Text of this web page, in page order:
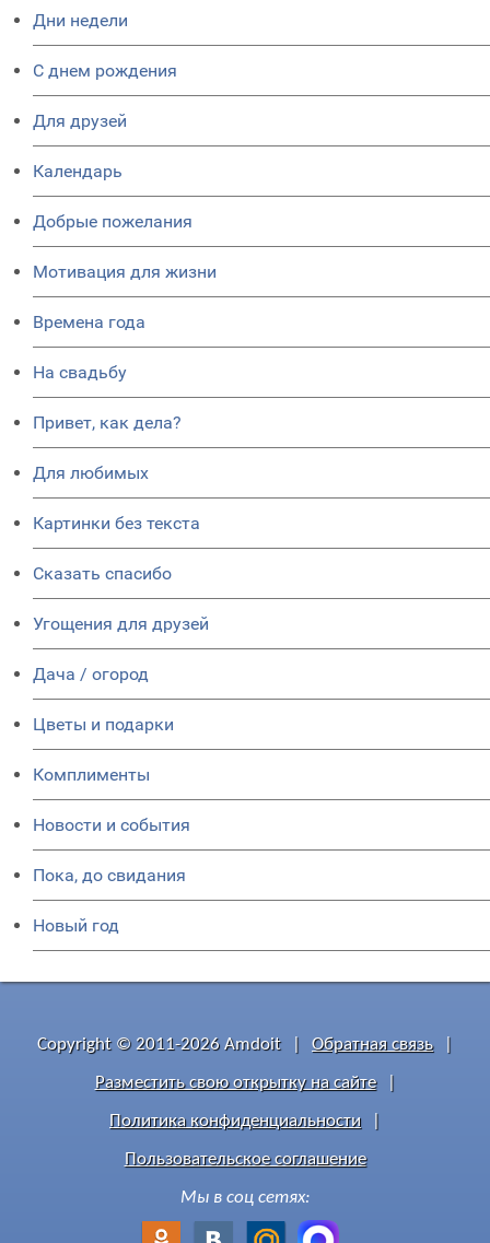
Дни недели
C днем рождения
Для друзей
Календарь
Добрые пожелания
Мотивация для жизни
Времена года
На свадьбу
Привет, как дела?
Для любимых
Картинки без текста
Сказать спасибо
Угощения для друзей
Дача / огород
Цветы и подарки
Комплименты
Новости и события
Пока, до свидания
Новый год
Copyright © 2011-2026 Amdoit Обратная связь
Разместить свою открытку на сайте
Политика конфиденциальности
Пользовательское соглашение
Мы в соц сетях: